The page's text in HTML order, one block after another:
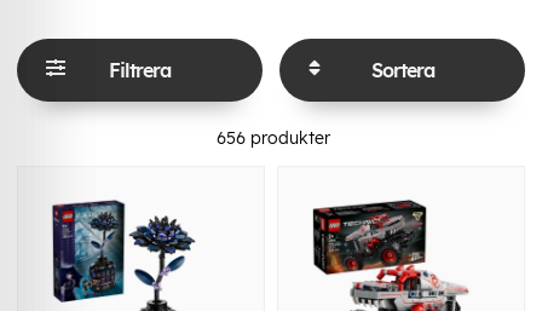
Filtrera Sortera
656 produkter